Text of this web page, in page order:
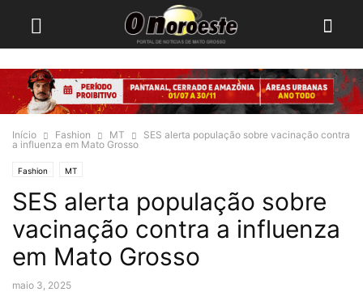
Início Fashion MT
SES alerta população sobre vacinação contra
a influenza em Mato Grosso
Fashion MT
SES alerta população sobre
vacinação contra a influenza
em Mato Grosso
maio 3, 2025